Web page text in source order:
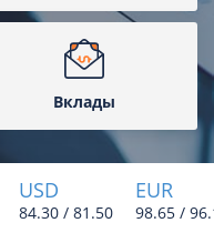
Вклады
USD
84.30 / 81.50
EUR
98.65 /